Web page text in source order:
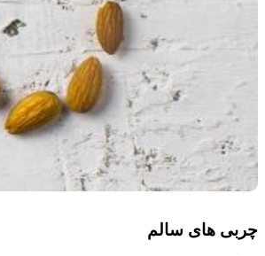
چربی های سالم